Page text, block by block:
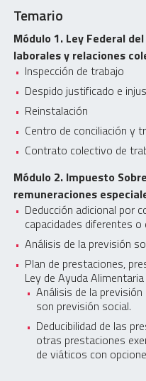
Temario
Módulo 1. Ley Federal
laborales y relaciones
Inspección de trabajo
Despido justificado e
Reinstalación
Centro de conciliación y
Contrato colectivo de
Módulo 2. Impuesto
remuneraciones
Deducción adicional por
capacidades diferentes
Análisis de la previsión
Plan de prestaciones,
Ley de Ayuda
Análisis de la
son previsión social.
Deducibilidad de las
otras prestaciones
de viáticos con